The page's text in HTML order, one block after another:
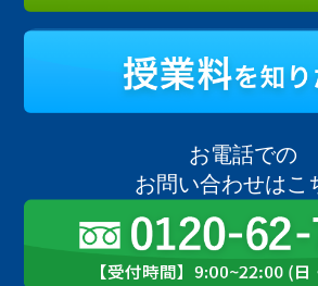
お電話での
お問い合わせはこ